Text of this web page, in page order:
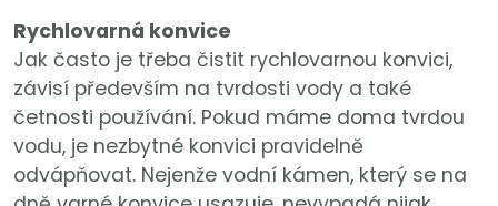
Rychlovarná konvice
Jak často je třeba čistit rychlovarnou konvici,
závisí především na tvrdosti vody a také
četnosti používání. Pokud máme doma tvrdou
vodu, je nezbytné konvici pravidelně
odvápňovat. Nejenže vodní kámen, který se na